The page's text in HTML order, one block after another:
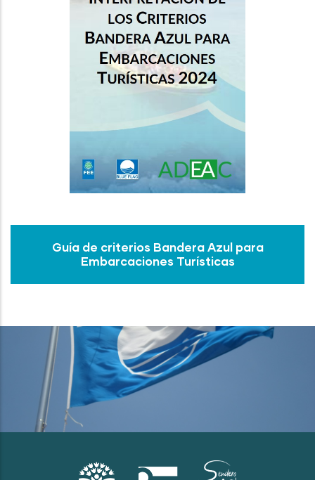
Guía de criterios Bandera Azul para
Embarcaciones Turísticas